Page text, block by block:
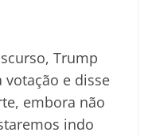
Trump
e disse
embora não
indo